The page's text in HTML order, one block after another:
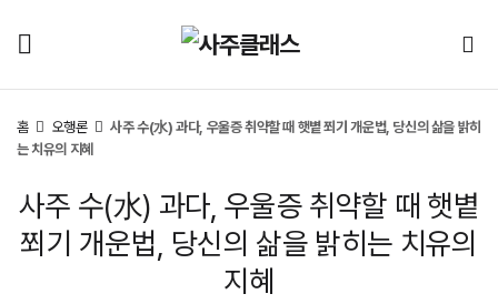
홈 오행론
사주 수(水) 과다, 우울증 취약할 때 햇볕 쬐기 개운법, 당신의 삶을 밝히
는 치유의 지혜
사주 수(水) 과다, 우울증 취약할 때 햇볕
쬐기 개운법, 당신의 삶을 밝히는 치유의
지혜